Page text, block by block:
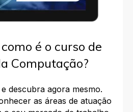
é o curso de
Computação?
descubra agora mesmo.
as áreas de atuação